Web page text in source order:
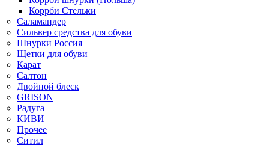
Коррби Стельки
Саламандер
Сильвер средства для обуви
Шнурки Россия
Щетки для обуви
Карат
Салтон
Двойной блеск
GRISON
Радуга
КИВИ
Прочее
Ситил